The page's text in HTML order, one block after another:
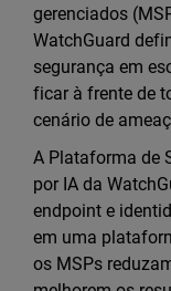
gerenciados
WatchGuard
segurança em
ficar à frente de
cenário de
A Plataforma de
por IA da
endpoint e
em uma
os MSPs